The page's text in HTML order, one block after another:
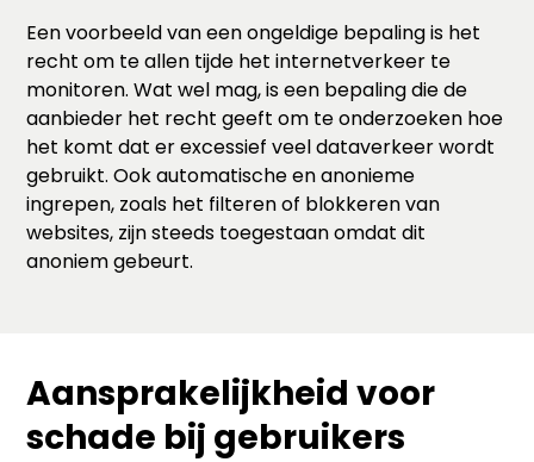
Een voorbeeld van een ongeldige bepaling is het
recht om te allen tijde het internetverkeer te
monitoren. Wat wel mag, is een bepaling die de
aanbieder het recht geeft om te onderzoeken hoe
het komt dat er excessief veel dataverkeer wordt
gebruikt. Ook automatische en anonieme
ingrepen, zoals het filteren of blokkeren van
websites, zijn steeds toegestaan omdat dit
anoniem gebeurt.
Aansprakelijkheid voor
schade bij gebruikers